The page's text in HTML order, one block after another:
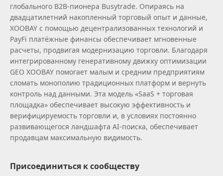
глобального B2B‑пионера Busytrade. Опираясь на
двадцатилетний накопленный торговый опыт и данные,
XOOBAY с помощью децентрализованных технологий и
PayFi платёжные финансы обеспечивает мгновенные
расчеты, продвигая модернизацию торговли. Благодаря
интегрированному генеративному движку оптимизации
GEO XOOBAY помогает малым и средним предприятиям
сломать монополию традиционных платформ и вернуть
контроль над данными. Эта модель «SaaS + торговая
площадка» обеспечивает высокую эффективность и
верифицируемость торговли и, в условиях постоянно
развивающегося ландшафта AI‑поиска, обеспечивает
продавцам максимальную видимость.
Присоединиться к сообществу